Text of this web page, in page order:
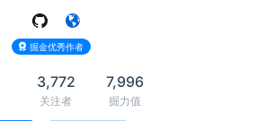
掘金优秀作者
3,772
关注者
7,996
掘力值